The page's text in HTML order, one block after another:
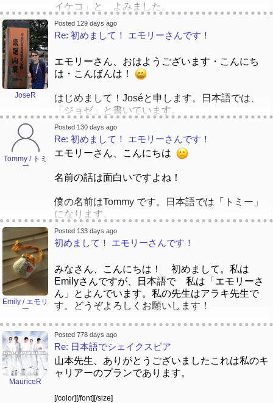
ジョゼさん 、初めまして！「Truman Show」の映
画が大好きですか。
いまポルトガルに住んでいますか。三つ言語をは
よ！
「ジョゼ」と「ホゼ」の問題はおもしろいです
ね。
私わカルフォルニアにすんでいます。日本語で
「Los Angeles」は「ロサンゼルス」になりま
す。ぜ！言語はおもしろいですよね。
なかの先生 、こんばんは！たぶんいま… おはよ
うございますか。日本で、「朝」は何時から初め
ますか。
あ、マリエーちゃんはおなじ問題ありました。た
時々苗字もちょっとむずかしいでした。アメリカ
人は「う」を見て、「ゆ」をいいますね。マリエ
ーちゃんは、「でも、私の名前中で「ゆ」がじゃ
ない！」と言いました。
１９９０ｓではアメリカに日本語の名前と言葉が
むずかしいと思います。今は、そのときよりやさ
しいです。
皆さん、どうおもいますか。
イケコ」と よみました。
がいこくの ひとの なまえは ほんとうに む
ずかしいですね。
みなさんは にほんじんの なまえで むずかし
いと おもった なまえは ありますか。
JoseR
Posted 129 days ago
Re: 初めまして！ エモリーさんです！
エモリーさん、おはようございます・こんにち
は・こんばんは！
はじめまして！Joséと申します。日本語では、
「ジョゼ」と書いています。
ポルトガル語の名前ですが、英語の授業を受けて
いた時、アメリカ人の先生がいつもスペイン語の
「ホセ」と言いましたから、時々それも使ってい
ます。
一緒に、頑張って、日本語を勉強しましょう！
よろしくお願いします！
ジョゼ
Tommy / トミ
ー
Posted 130 days ago
Re: 初めまして！ エモリーさんです！
エモリーさん、こんにちは
名前の話は面白いですよね！
僕の名前はTommy です。日本語では「トミー」
になります。
東京で日本語学校に通っている時に、自分の名前
を書くように教えられました。先生たちは、皆さ
んの名前を聞いて、カタカナで書いていました。
「 Tommy」と呼んだ後で、先生は「いい名前、
簡単ですね」と嬉しい声で言いたが、名前を書き
ながら、突然止まって、もっと考え始まりまし
た。「トミ」か「トーミ」か「トミー」と一緒に
考えまして、「トミーは一番いい書き方ですね」
と先生は笑いながら言った。
それから、日本語で、名前は「トミー」になりま
と思いますね。
Emily / エモリ
ー
Posted 133 days ago
初めまして！ エモリーさんです！
みなさん、こんにちは！ 初めまして。私は
Emilyさんですが、日本語で 私は「エモリーさ
ん」とよんでいます。私の先生はアラキ先生で
す。どうぞよろしくお願いします！
どうして 私は「エモリー」とよんでいますか。
ま！小さい話の時間ですよね！
子どもの時、小学校で仲良しを会いました。お名
前は「マリエーちゃん」でした。マリエーちゃん
MauriceR
Posted 778 days ago
Re: 日本語でシェイクスピア
山本先生、ありがとうございましたこれは私のキ
ャリアーのプランであります。
[/color][/font][/size]